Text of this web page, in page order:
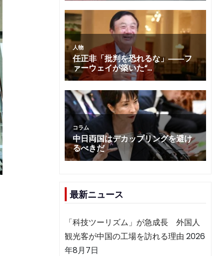
最新ニュース
「科技ツーリズム」が急成長 外国人
観光客が中国の工場を訪れる理由 2026
年8月7日